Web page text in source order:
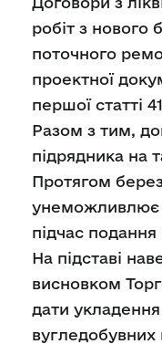
робіт з нового
поточного
проектної
першої статті
Разом з тим,
підрядника на
Протягом
унеможливлює
підчас
На підставі
висновком
дати укладення
вугледобувних